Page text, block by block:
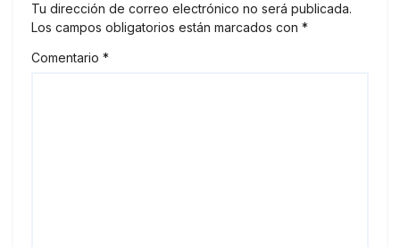
Tu dirección de correo electrónico no será publicada.
Los campos obligatorios están marcados con *
Comentario *